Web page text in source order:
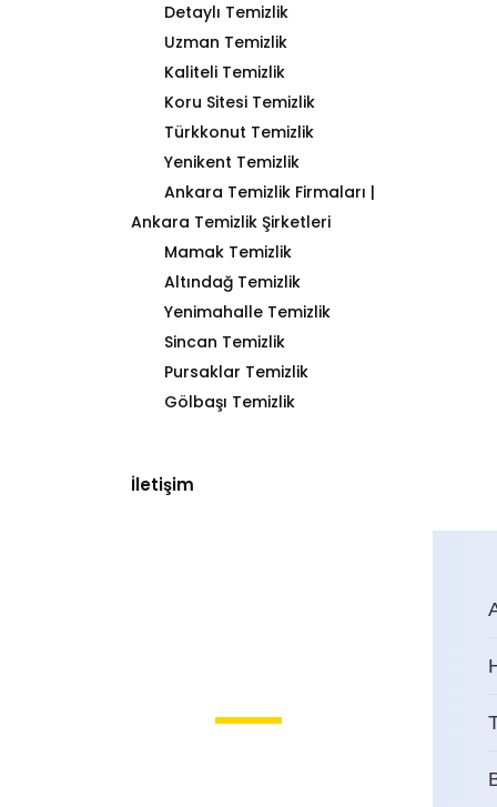
Detaylı Temizlik
Uzman Temizlik
Kaliteli Temizlik
Koru Sitesi Temizlik
Türkkonut Temizlik
Yenikent Temizlik
Ankara Temizlik Firmaları |
Ankara Temizlik Şirketleri
Mamak Temizlik
Altındağ Temizlik
Yenimahalle Temizlik
Sincan Temizlik
Pursaklar Temizlik
Gölbaşı Temizlik
İletişim